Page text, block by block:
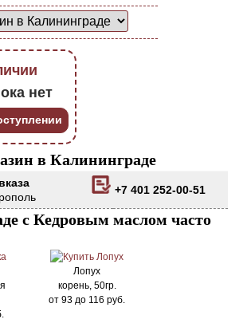
нет
в Калининграде
+7 401 252-00-51
с Кедровым маслом часто
Лопух
корень, 50гр.
от 93 до 116 руб.